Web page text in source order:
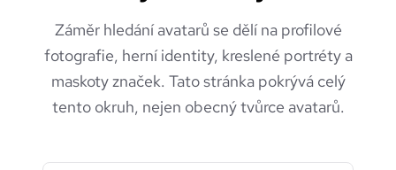
Záměr hledání avatarů se dělí na profilové
fotografie, herní identity, kreslené portréty a
maskoty značek. Tato stránka pokrývá celý
tento okruh, nejen obecný tvůrce avatarů.